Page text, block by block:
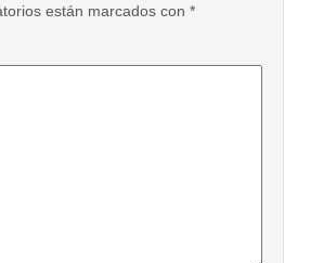
están marcados con *